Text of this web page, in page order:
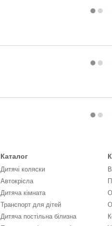
Каталог
Дитячі коляски
Автокрісла
Дитяча кімната
Транспорт для дітей
Дитяча постільна білизна